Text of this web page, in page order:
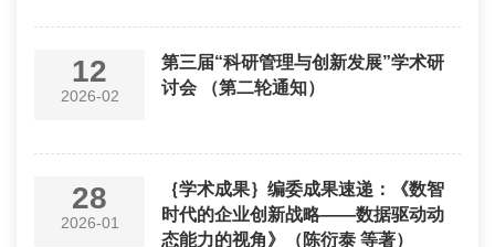
12
2026-02
第三届“科研管理与创新发展”学术研
讨会 （第二轮通知）
28
2026-01
｛学术成果｝编委成果速递：《数智
时代的企业创新战略——数据驱动动
态能力的视角》（陈衍泰 等著）